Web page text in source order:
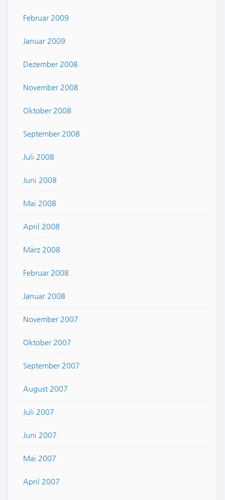
Februar 2009
Januar 2009
Dezember 2008
November 2008
Oktober 2008
September 2008
Juli 2008
Juni 2008
Mai 2008
April 2008
März 2008
Februar 2008
Januar 2008
November 2007
Oktober 2007
September 2007
August 2007
Juli 2007
Juni 2007
Mai 2007
April 2007